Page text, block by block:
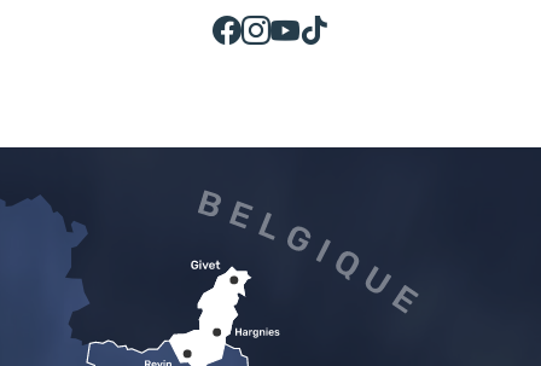
Suivez-nous sur Facebook
Suivez-nous sur Instagram
Suivez-nous sur Youtube
Suivez-nous sur Tiktok